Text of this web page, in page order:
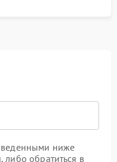
ниже
обратиться в